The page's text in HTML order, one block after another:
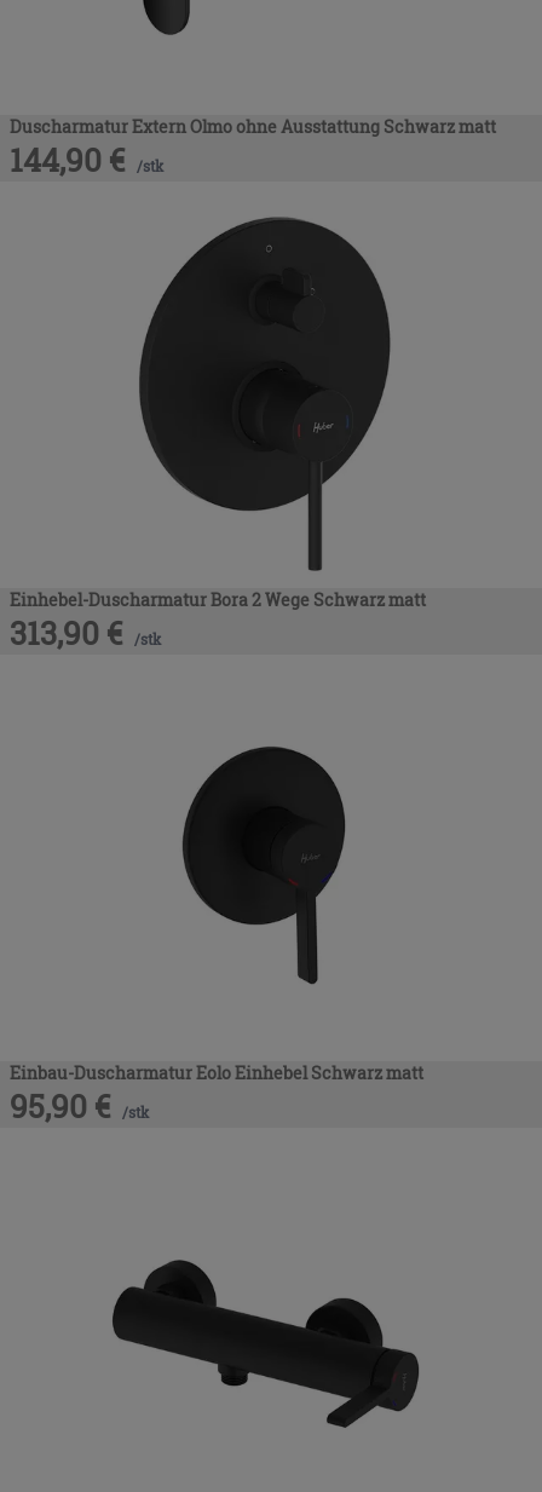
Duscharmatur Extern Olmo ohne Ausstattung Schwarz matt
144,90 € /stk
Einhebel-Duscharmatur Bora 2 Wege Schwarz matt
313,90 € /stk
Einbau-Duscharmatur Eolo Einhebel Schwarz matt
95,90 € /stk